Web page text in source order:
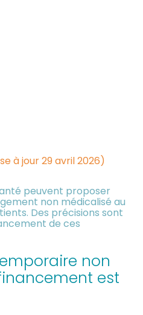
à jour 29 avril 2026)
peuvent proposer
non médicalisé au
Des précisions sont
de ces
non
est